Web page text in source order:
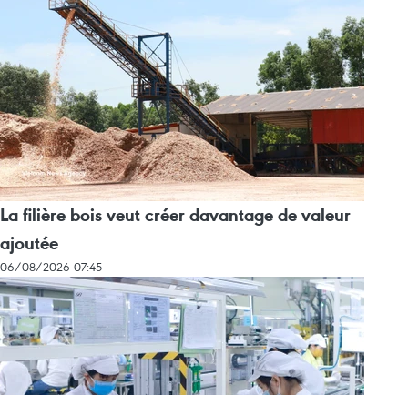
La filière bois veut créer davantage de valeur
ajoutée
06/08/2026 07:45